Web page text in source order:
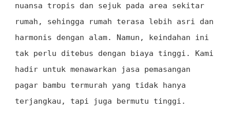
nuansa tropis dan sejuk pada area sekitar
rumah, sehingga rumah terasa lebih asri dan
harmonis dengan alam. Namun, keindahan ini
tak perlu ditebus dengan biaya tinggi. Kami
hadir untuk menawarkan jasa pemasangan
pagar bambu termurah yang tidak hanya
terjangkau, tapi juga bermutu tinggi.